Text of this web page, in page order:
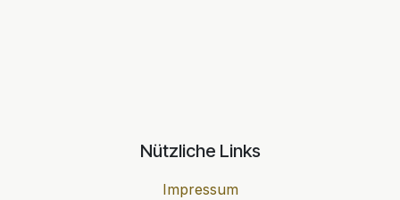
Nützliche Links
Impressum